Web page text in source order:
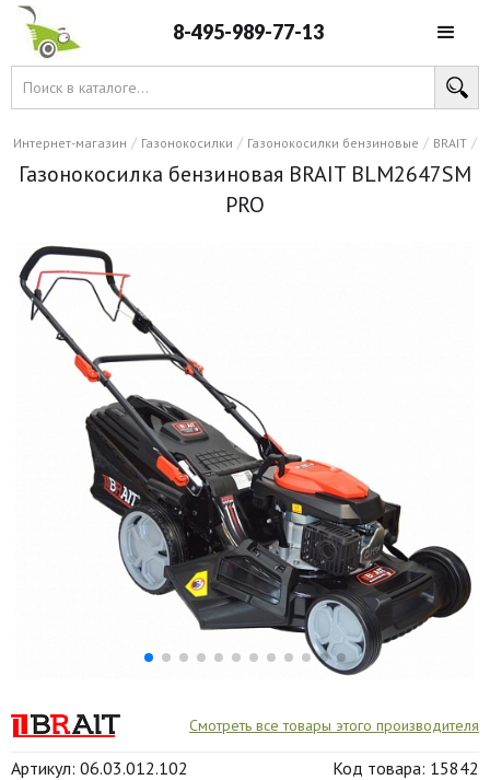
8-495-989-77-13
Интернет-магазин / Газонокосилки / Газонокосилки бензиновые / BRAIT /
Газонокосилка бензиновая BRAIT BLM2647SM
PRO
Смотреть все товары этого производителя
Артикул: 06.03.012.102 Код товара: 15842